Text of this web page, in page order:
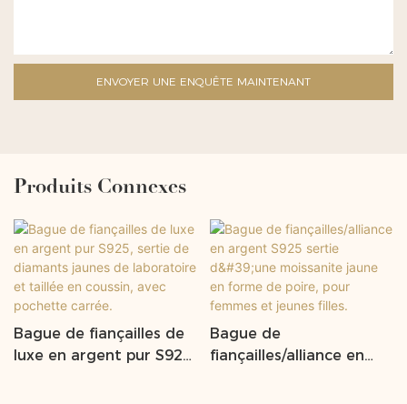
ENVOYER UNE ENQUÊTE MAINTENANT
Produits Connexes
Bague de fiançailles de
luxe en argent pur S925,
Bague de
fiançailles/alliance en